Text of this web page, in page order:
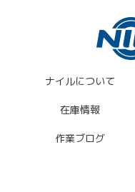
ナイルについて
在庫情報
作業ブログ